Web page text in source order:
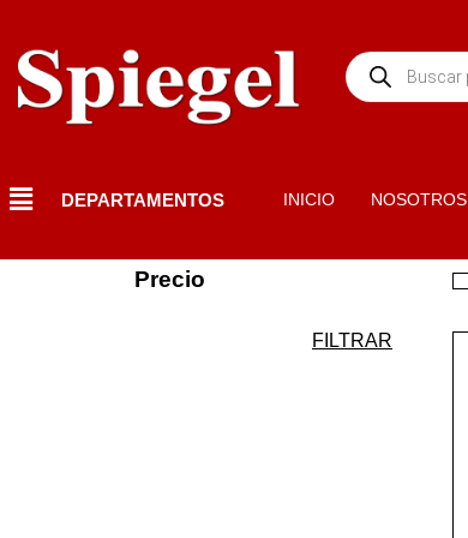
DEPARTAMENTOS INICIO NOSOTROS
Precio
FILTRAR